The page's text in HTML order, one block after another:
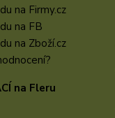
na Firmy.cz
na FB
na Zboží.cz
na Fleru